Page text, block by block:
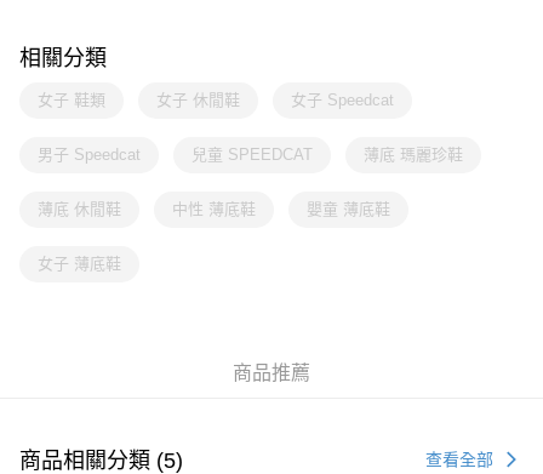
相關分類
女子 鞋類 女子 休閒鞋 女子 Speedcat
男子 Speedcat 兒童 SPEEDCAT 薄底 瑪麗珍鞋
薄底 休閒鞋 中性 薄底鞋 嬰童 薄底鞋
女子 薄底鞋
商品推薦
商品相關分類 (5) 查看全部